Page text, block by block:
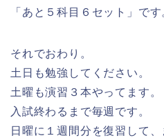
「あと５科目６セット」です
それでおわり。
土日も勉強してください。
土曜も演習３本やってます。
入試終わるまで毎週です。
日曜に１週間分を復習して、